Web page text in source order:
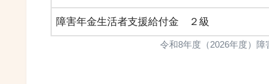
障害年金生活者支援給付金 ２級
令和8年度（2026年度）